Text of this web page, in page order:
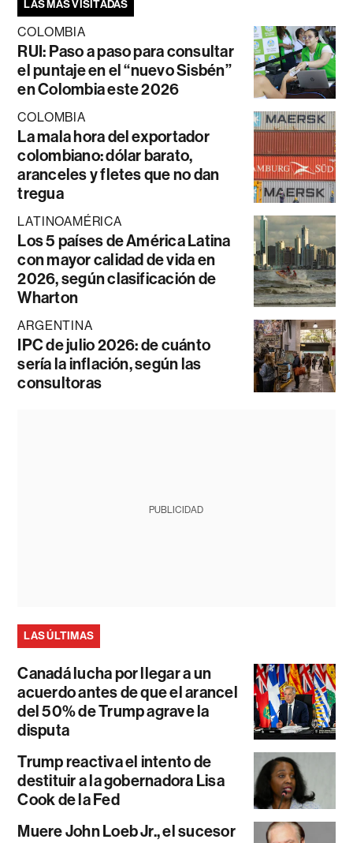
LAS MÁS VISITADAS
COLOMBIA
RUI: Paso a paso para consultar
el puntaje en el “nuevo Sisbén”
en Colombia este 2026
COLOMBIA
La mala hora del exportador
colombiano: dólar barato,
aranceles y fletes que no dan
tregua
LATINOAMÉRICA
Los 5 países de América Latina
con mayor calidad de vida en
2026, según clasificación de
Wharton
ARGENTINA
IPC de julio 2026: de cuánto
sería la inflación, según las
consultoras
PUBLICIDAD
LAS ÚLTIMAS
Canadá lucha por llegar a un
acuerdo antes de que el arancel
del 50% de Trump agrave la
disputa
Trump reactiva el intento de
destituir a la gobernadora Lisa
Cook de la Fed
Muere John Loeb Jr., el sucesor